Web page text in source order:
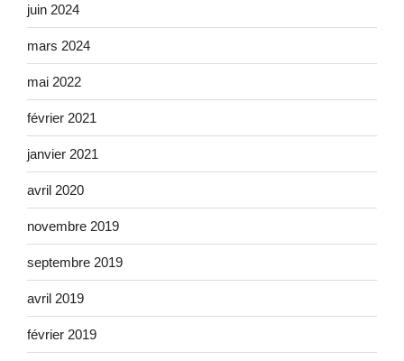
juin 2024
mars 2024
mai 2022
février 2021
janvier 2021
avril 2020
novembre 2019
septembre 2019
avril 2019
février 2019